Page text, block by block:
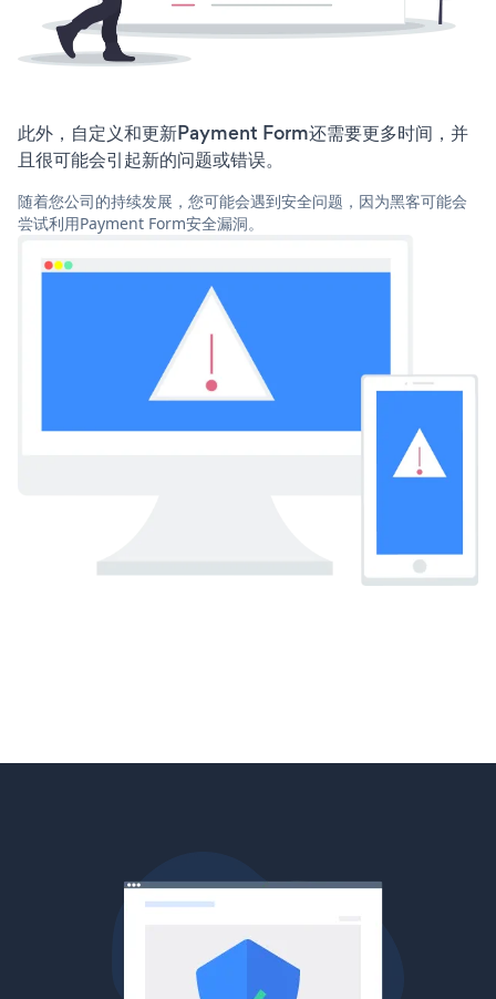
此外，自定义和更新Payment Form还需要更多时间，并
且很可能会引起新的问题或错误。
随着您公司的持续发展，您可能会遇到安全问题，因为黑客可能会
尝试利用Payment Form安全漏洞。